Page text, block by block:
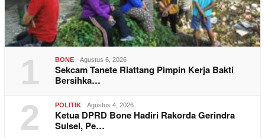
1 BONE Agustus 6, 2026
Sekcam Tanete Riattang Pimpin Kerja Bakti
Bersihka…
2 POLITIK Agustus 4, 2026
Ketua DPRD Bone Hadiri Rakorda Gerindra
Sulsel, Pe…